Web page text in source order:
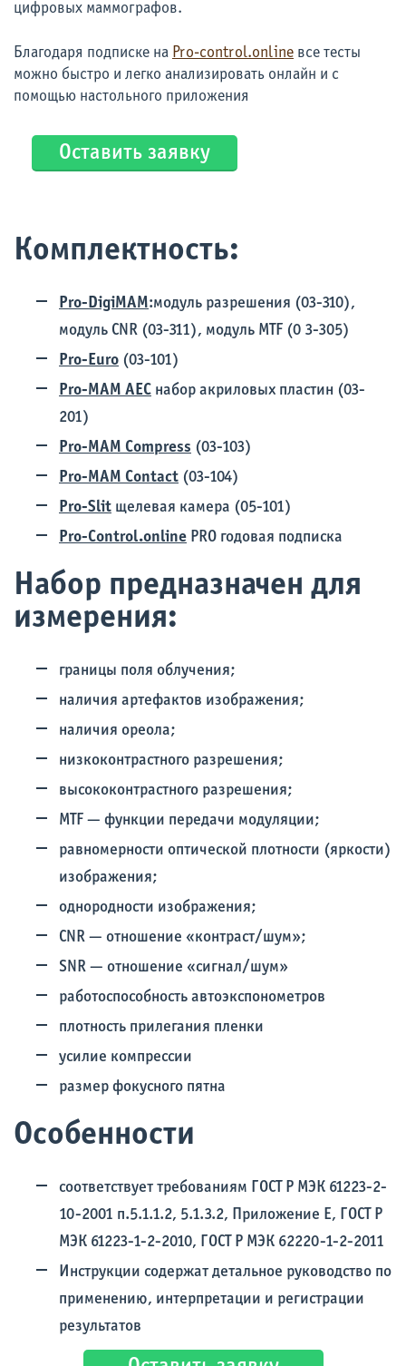
цифровых маммографов.
Благодаря подписке на Pro-control.online все тесты
можно быстро и легко анализировать онлайн и с
помощью настольного приложения
Оставить заявку
Комплектность:
Pro-DigiMAM:модуль разрешения (03-310),
модуль CNR (03-311), модуль MTF (0 3-305)
Pro-Euro (03-101)
Pro-MAM AEC набор акриловых пластин (03-
201)
Pro-MAM Compress (03-103)
Pro-MAM Contact (03-104)
Pro-Slit щелевая камера (05-101)
Pro-Control.online PRO годовая подписка
Набор предназначен для
измерения:
границы поля облучения;
наличия артефактов изображения;
наличия ореола;
низкоконтрастного разрешения;
высококонтрастного разрешения;
MTF — функции передачи модуляции;
равномерности оптической плотности (яркости)
изображения;
однородности изображения;
CNR — отношение «контраст/шум»;
SNR — отношение «сигнал/шум»
работоспособность автоэкспонометров
плотность прилегания пленки
усилие компрессии
размер фокусного пятна
Особенности
соответствует требованиям ГОСТ Р МЭК 61223-2-
10-2001 п.5.1.1.2, 5.1.3.2, Приложение Е, ГОСТ Р
МЭК 61223-1-2-2010, ГОСТ Р МЭК 62220-1-2-2011
Инструкции содержат детальное руководство по
применению, интерпретации и регистрации
результатов